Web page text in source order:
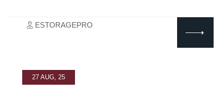
ESTORAGEPRO
27 AUG, 25